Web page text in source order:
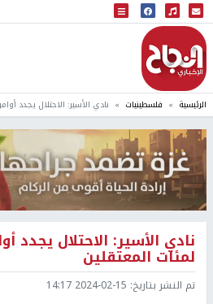
البث المباشر
إذاعة النجاح
الرئيسية فلسطينيات نادي الأسير: الاحتلال يجدد
نادي الأسير: الاحتلال يجدد
لمئات المعتقلين
تم النشر بتاريخ: 2024-02-15 14:17